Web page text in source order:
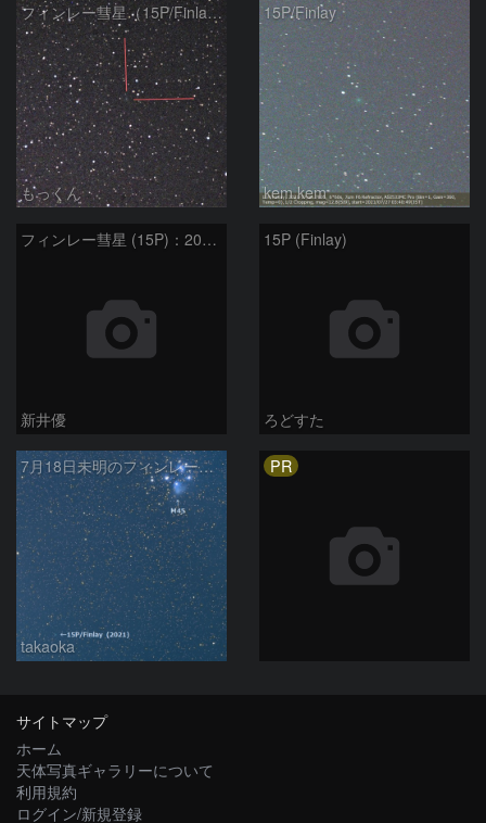
フィンレー彗星（15P/Finlay）
もっくん
15P/Finlay
kem.kem
フィンレー彗星 (15P)：2021/07/19
新井優
15P (Finlay)
ろどすた
7月18日未明のフィンレー彗星とプレアデス星団
takaoka
PR
サイトマップ
ホーム
天体写真ギャラリーについて
利用規約
ログイン/新規登録